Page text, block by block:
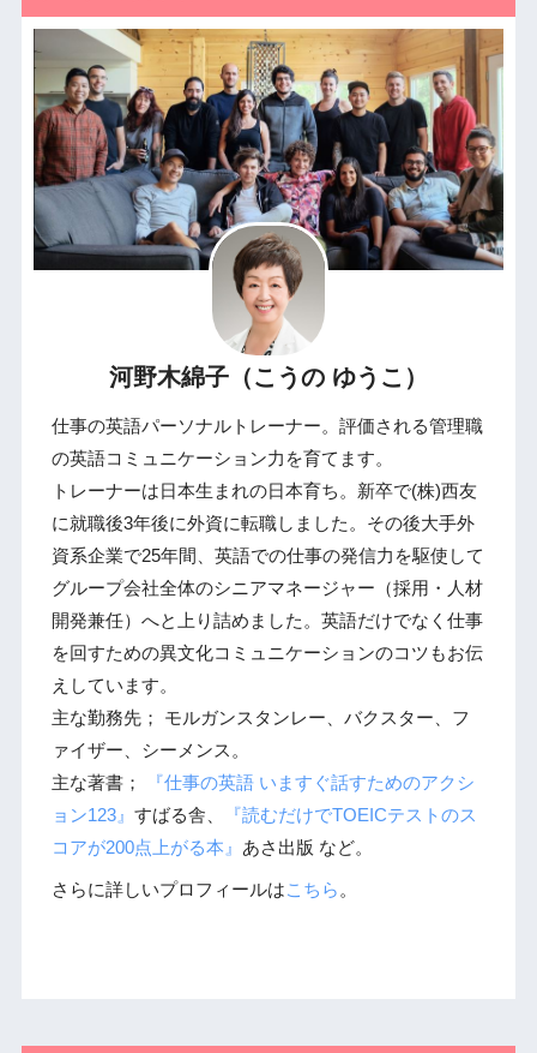
河野木綿子（こうの ゆうこ）
仕事の英語パーソナルトレーナー。評価される管理職
の英語コミュニケーション力を育てます。
トレーナーは日本生まれの日本育ち。新卒で(株)西友
に就職後3年後に外資に転職しました。その後大手外
資系企業で25年間、英語での仕事の発信力を駆使して
グループ会社全体のシニアマネージャー（採用・人材
開発兼任）へと上り詰めました。英語だけでなく仕事
を回すための異文化コミュニケーションのコツもお伝
えしています。
主な勤務先； モルガンスタンレー、バクスター、フ
ァイザー、シーメンス。
主な著書；
『仕事の英語 いますぐ話すためのアクシ
ョン123』 すばる舎、
『読むだけでTOEICテストのス
コアが200点上がる本』 あさ出版 など。
さらに詳しいプロフィールはこちら 。